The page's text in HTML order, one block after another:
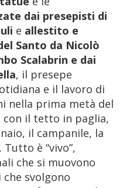
dai presepisti di
e allestito e
Santo da Nicolò
Scalabrin e dai
, il presepe
e il lavoro di
nella prima metà del
con il tetto in paglia,
il campanile, la
è “vivo”,
che si muovono
svolgono